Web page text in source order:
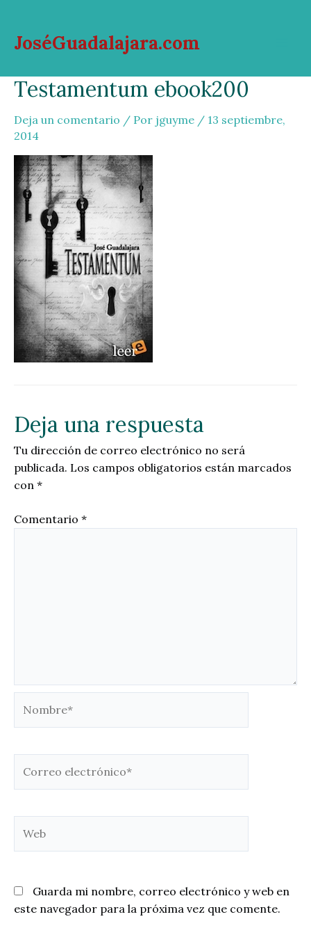
contenido
JoséGuadalajara.com
Testamentum ebook200
Deja un comentario / Por jguyme / 13 septiembre,
2014
Deja una respuesta
Tu dirección de correo electrónico no será
publicada. Los campos obligatorios están marcados
con *
Comentario *
electrónico*
Guarda mi nombre, correo electrónico y web en
este navegador para la próxima vez que comente.